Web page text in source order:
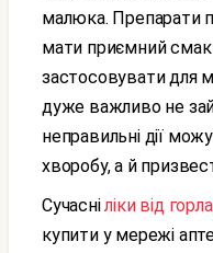
малюка. Препарати
мати приємний смак
застосовувати для
дуже важливо не
неправильні дії
хворобу, а й
Сучасніліки від
купити у мережі